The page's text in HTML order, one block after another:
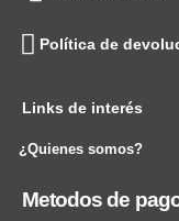
Política de
Links de interés
¿Quienes somos?
Metodos de